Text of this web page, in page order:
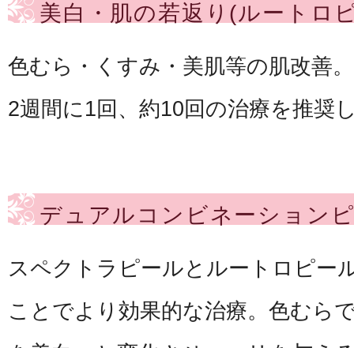
美白・肌の若返り(ルートロ
色むら・くすみ・美肌等の肌改善。
2週間に1回、約10回の治療を推奨
デュアルコンビネーション
スペクトラピールとルートロピー
ことでより効果的な治療。色むら